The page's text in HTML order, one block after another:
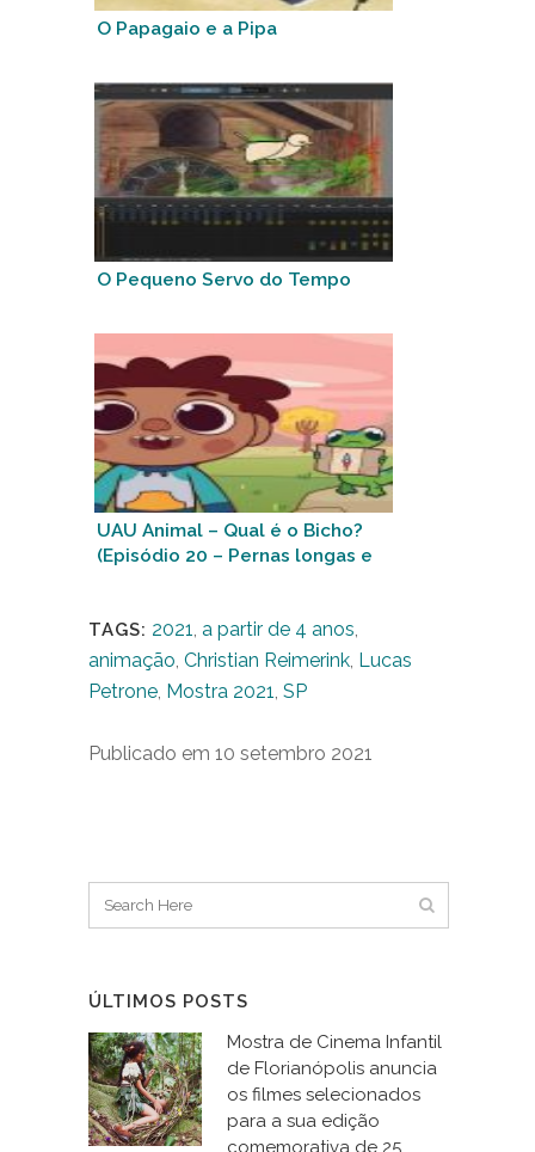
O Papagaio e a Pipa
O Pequeno Servo do Tempo
UAU Animal – Qual é o Bicho?
(Episódio 20 – Pernas longas e
TAGS: 2021 a partir de 4 anos
animação Christian Reimerink Lucas
Petrone Mostra 2021 SP
Publicado em 10 setembro 2021
ÚLTIMOS POSTS
Mostra de Cinema Infantil
de Florianópolis anuncia
os filmes selecionados
para a sua edição
comemorativa de 25